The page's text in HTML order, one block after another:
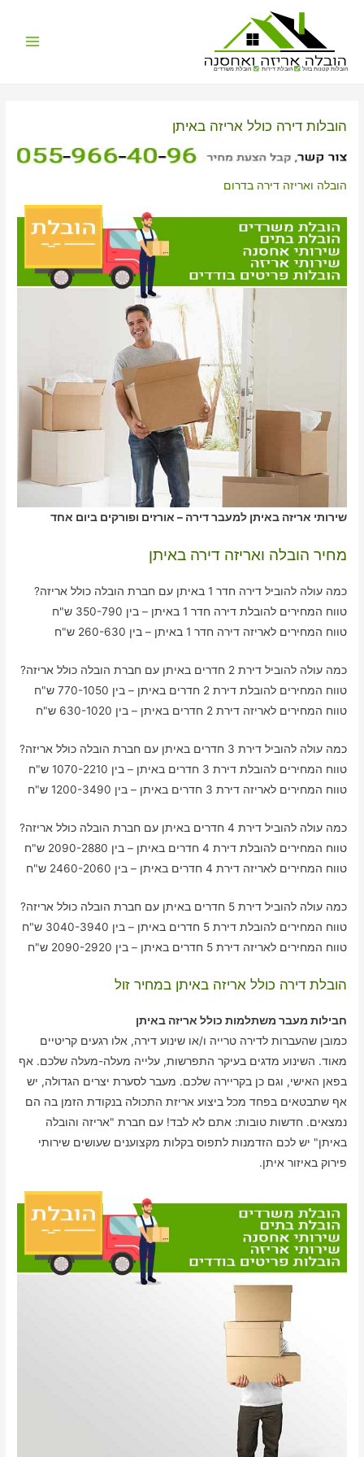
הובלות קטנות בזול הובלת דירות הובלת משרדים
הובלות דירה כולל אריזה באיתן
הובלה ואריזה דירה בדרום
שירותי אריזה באיתן למעבר דירה – אורזים ופורקים ביום אחד
מחיר הובלה ואריזה דירה באיתן
כמה עולה להוביל דירה חדר 1 באיתן עם חברת הובלה כולל אריזה?
טווח המחירים להובלת דירה חדר 1 באיתן – בין 350-790 ש"ח
טווח המחירים לאריזה דירה חדר 1 באיתן – בין 260-630 ש"ח
כמה עולה להוביל דירת 2 חדרים באיתן עם חברת הובלה כולל אריזה?
טווח המחירים להובלת דירת 2 חדרים באיתן – בין 770-1050 ש"ח
טווח המחירים לאריזה דירת 2 חדרים באיתן – בין 630-1020 ש"ח
כמה עולה להוביל דירת 3 חדרים באיתן עם חברת הובלה כולל אריזה?
טווח המחירים להובלת דירת 3 חדרים באיתן – בין 1070-2210 ש"ח
טווח המחירים לאריזה דירת 3 חדרים באיתן – בין 1200-3490 ש"ח
כמה עולה להוביל דירת 4 חדרים באיתן עם חברת הובלה כולל אריזה?
טווח המחירים להובלת דירת 4 חדרים באיתן – בין 2090-2880 ש"ח
טווח המחירים לאריזה דירת 4 חדרים באיתן – בין 2460-2060 ש"ח
כמה עולה להוביל דירת 5 חדרים באיתן עם חברת הובלה כולל אריזה?
טווח המחירים להובלת דירת 5 חדרים באיתן – בין 3040-3940 ש"ח
טווח המחירים לאריזה דירת 5 חדרים באיתן – בין 2090-2920 ש"ח
הובלת דירה כולל אריזה באיתן במחיר זול
חבילות מעבר משתלמות כולל אריזה באיתן
כמובן שהעברות לדירה טרייה ו/או שינוע דירה, אלו רגעים קריטיים
מאוד. השינוע מדגים בעיקר התפרשות, עלייה מעלה-מעלה שלכם. אף
בפאן האישי, וגם כן בקריירה שלכם. מעבר לסערת יצרים הגדולה, יש
אף שתבטאים בפחד מכל ביצוע אריזת התכולה בנקודת הזמן בה הם
נמצאים. חדשות טובות: אתם לא לבד! עם חברת "אריזה והובלה
באיתן" יש לכם הזדמנות לתפוס בקלות מקצוענים שעושים שירותי
פירוק באיזור איתן.